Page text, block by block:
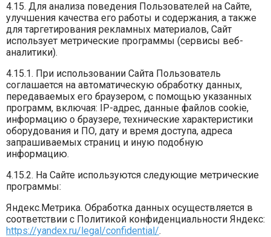
4.15. Для анализа поведения Пользователей на Сайте,
улучшения качества его работы и содержания, а также
для таргетирования рекламных материалов, Сайт
использует метрические программы (сервисы веб-
аналитики).
4.15.1. При использовании Сайта Пользователь
соглашается на автоматическую обработку данных,
передаваемых его браузером, с помощью указанных
программ, включая: IP-адрес, данные файлов cookie,
информацию о браузере, технические характеристики
оборудования и ПО, дату и время доступа, адреса
запрашиваемых страниц и иную подобную
информацию.
4.15.2. На Сайте используются следующие метрические
программы:
Яндекс.Метрика. Обработка данных осуществляется в
соответствии с Политикой конфиденциальности Яндекс:
https://yandex.ru/legal/confidential/.